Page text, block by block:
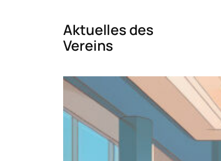
Aktuelles des
Vereins